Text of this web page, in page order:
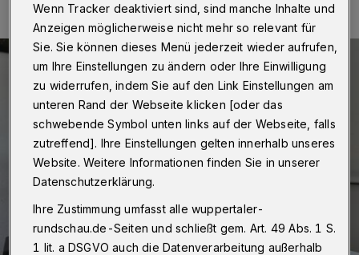
Wenn Tracker deaktiviert sind, sind manche Inhalte und
Anzeigen möglicherweise nicht mehr so relevant für
Sie. Sie können dieses Menü jederzeit wieder aufrufen,
um Ihre Einstellungen zu ändern oder Ihre Einwilligung
zu widerrufen, indem Sie auf den Link Einstellungen am
unteren Rand der Webseite klicken [oder das
schwebende Symbol unten links auf der Webseite, falls
zutreffend]. Ihre Einstellungen gelten innerhalb unseres
Website. Weitere Informationen finden Sie in unserer
Datenschutzerklärung.
Ihre Zustimmung umfasst alle wuppertaler-
rundschau.de-Seiten und schließt gem. Art. 49 Abs. 1 S.
1 lit. a DSGVO auch die Datenverarbeitung außerhalb